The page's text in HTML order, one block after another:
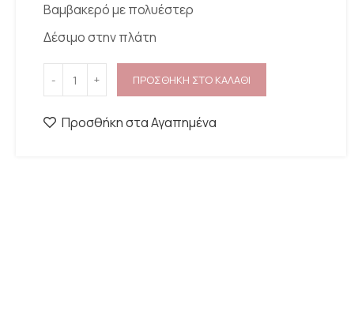
Βαμβακερό με πολυέστερ
Δέσιμο στην πλάτη
ΠΡΟΣΘΗΚΗ ΣΤΟ ΚΑΛΑΘΙ
Προσθήκη στα Αγαπημένα